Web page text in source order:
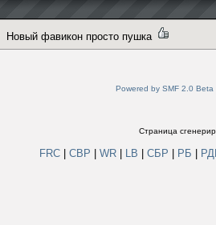
Новый фавикон просто пушка
Powered by SMF 2.0 Beta
Страница
FRC СВР WR LB СБР РБ